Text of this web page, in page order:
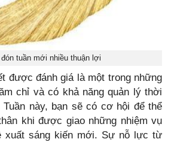
đón tuần mới nhiều thuận lợi
được đánh giá là một trong những
chỉ và có khả năng quản lý thời
này, bạn sẽ có cơ hội để thể
khi được giao những nhiệm vụ
xuất sáng kiến mới. Sự nỗ lực từ